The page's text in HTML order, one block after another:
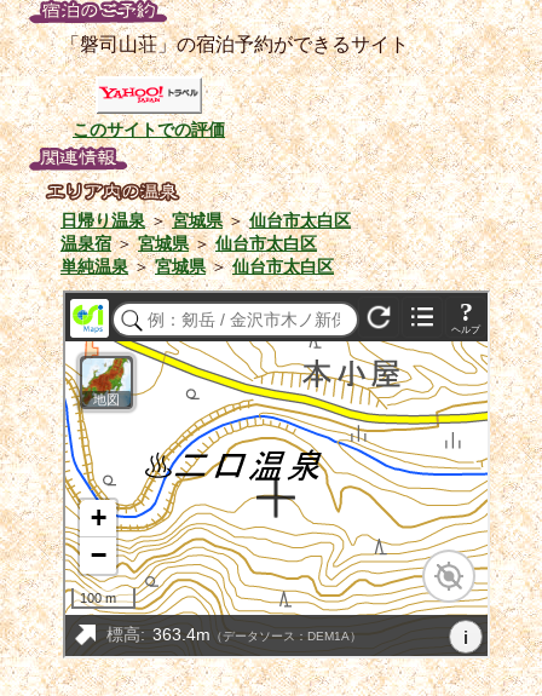
「磐司山荘」の宿泊予約ができるサイト
このサイトでの評価
日帰り温泉＞宮城県＞仙台市太白区
温泉宿＞宮城県＞仙台市太白区
単純温泉＞宮城県＞仙台市太白区